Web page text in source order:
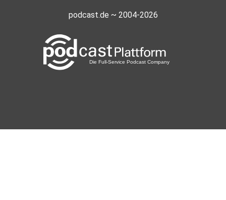
podcast.de ~ 2004-2026